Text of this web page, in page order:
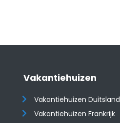
Vakantiehuizen
Vakantiehuizen Duitsland
Vakantiehuizen Frankrijk